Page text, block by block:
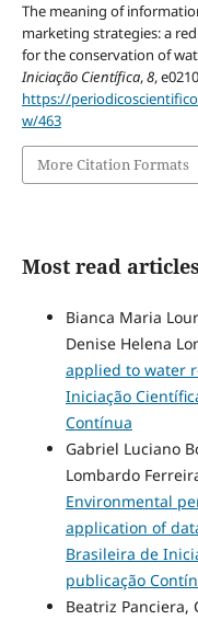
The meaning of
marketing strategies: a
for the conservation of
Iniciação Científica,8,
https://
w/463
More Citation Formats
Most read
Bianca Maria
Denise Helena
applied to water
Iniciação
Contínua
Gabriel Luciano
Lombardo
Environmental
application of
Brasileira de
publicação
Beatriz Panciera,